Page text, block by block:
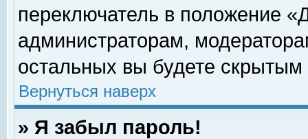
переключатель в положение
администраторам,
остальных вы будете скрытым
Вернуться наверх
» Я забыл пароль!